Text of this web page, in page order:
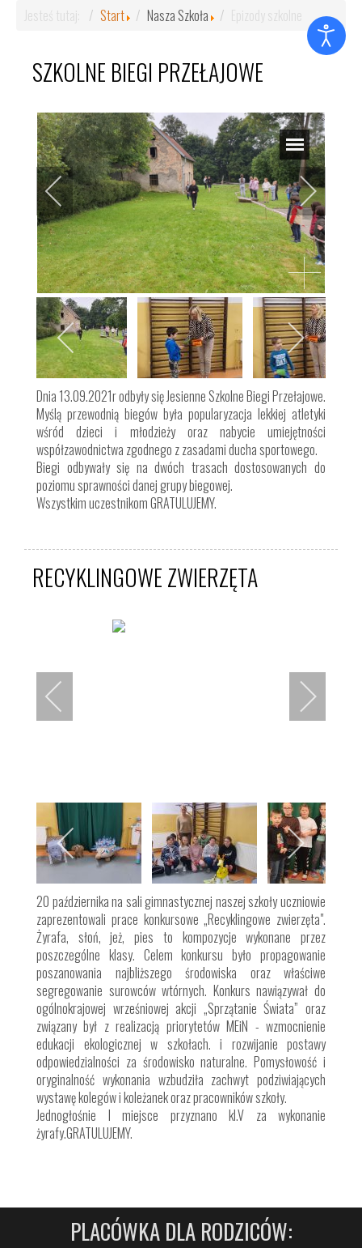
Jesteś tutaj: Start Nasza Szkoła Epizody szkolne
SZKOLNE BIEGI PRZEŁAJOWE
Dnia 13.09.2021r odbyły się Jesienne Szkolne Biegi Przełajowe.
Myślą przewodnią biegów była popularyzacja lekkiej atletyki
wśród dzieci i młodzieży oraz nabycie umiejętności
współzawodnictwa zgodnego z zasadami ducha sportowego.
Biegi odbywały się na dwóch trasach dostosowanych do
poziomu sprawności danej grupy biegowej.
Wszystkim uczestnikom GRATULUJEMY.
RECYKLINGOWE ZWIERZĘTA
20 października na sali gimnastycznej naszej szkoły uczniowie
zaprezentowali prace konkursowe „Recyklingowe zwierzęta".
Żyrafa, słoń, jeż, pies to kompozycje wykonane przez
poszczególne klasy. Celem konkursu było propagowanie
poszanowania najbliższego środowiska oraz właściwe
segregowanie surowców wtórnych. Konkurs nawiązywał do
ogólnokrajowej wrześniowej akcji „Sprzątanie Świata” oraz
związany był z realizacją priorytetów MEiN - wzmocnienie
edukacji ekologicznej w szkołach. i rozwijanie postawy
odpowiedzialności za środowisko naturalne. Pomysłowość i
oryginalność wykonania wzbudziła zachwyt podziwiających
wystawę kolegów i koleżanek oraz pracowników szkoły.
Jednogłośnie I miejsce przyznano kl.V za wykonanie
żyrafy.GRATULUJEMY.
PLACÓWKA DLA RODZICÓW: